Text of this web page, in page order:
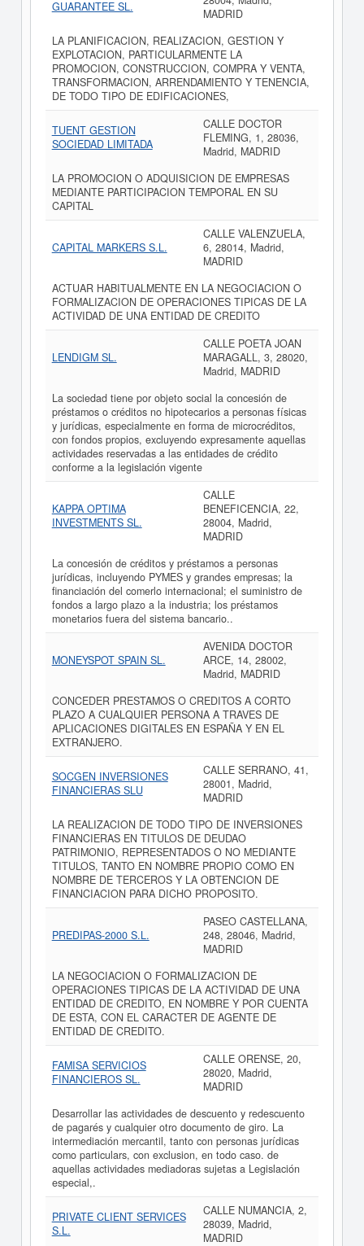
GUARANTEE SL.
MADRID
LA PLANIFICACION, REALIZACION, GESTION Y
EXPLOTACION, PARTICULARMENTE LA
PROMOCION, CONSTRUCCION, COMPRA Y VENTA,
TRANSFORMACION, ARRENDAMIENTO Y TENENCIA,
DE TODO TIPO DE EDIFICACIONES,
TUENT GESTION
SOCIEDAD LIMITADA
CALLE DOCTOR
FLEMING, 1, 28036,
Madrid, MADRID
LA PROMOCION O ADQUISICION DE EMPRESAS
MEDIANTE PARTICIPACION TEMPORAL EN SU
CAPITAL
CAPITAL MARKERS S.L.
CALLE VALENZUELA,
6, 28014, Madrid,
MADRID
ACTUAR HABITUALMENTE EN LA NEGOCIACION O
FORMALIZACION DE OPERACIONES TIPICAS DE LA
ACTIVIDAD DE UNA ENTIDAD DE CREDITO
LENDIGM SL.
CALLE POETA JOAN
MARAGALL, 3, 28020,
Madrid, MADRID
La sociedad tiene por objeto social la concesión de
préstamos o créditos no hipotecarios a personas físicas
y jurídicas, especialmente en forma de microcréditos,
con fondos propios, excluyendo expresamente aquellas
actividades reservadas a las entidades de crédito
conforme a la legislación vigente
KAPPA OPTIMA
INVESTMENTS SL.
CALLE
BENEFICENCIA, 22,
28004, Madrid,
MADRID
La concesión de créditos y préstamos a personas
jurídicas, incluyendo PYMES y grandes empresas; la
financiación del comerlo internacional; el suministro de
fondos a largo plazo a la industria; los préstamos
monetarios fuera del sistema bancario..
MONEYSPOT SPAIN SL.
AVENIDA DOCTOR
ARCE, 14, 28002,
Madrid, MADRID
CONCEDER PRESTAMOS O CREDITOS A CORTO
PLAZO A CUALQUIER PERSONA A TRAVES DE
APLICACIONES DIGITALES EN ESPAÑA Y EN EL
EXTRANJERO.
SOCGEN INVERSIONES
FINANCIERAS SLU
CALLE SERRANO, 41,
28001, Madrid,
MADRID
LA REALIZACION DE TODO TIPO DE INVERSIONES
FINANCIERAS EN TITULOS DE DEUDAO
PATRIMONIO, REPRESENTADOS O NO MEDIANTE
TITULOS, TANTO EN NOMBRE PROPIO COMO EN
NOMBRE DE TERCEROS Y LA OBTENCION DE
FINANCIACION PARA DICHO PROPOSITO.
PREDIPAS-2000 S.L.
PASEO CASTELLANA,
248, 28046, Madrid,
MADRID
LA NEGOCIACION O FORMALIZACION DE
OPERACIONES TIPICAS DE LA ACTIVIDAD DE UNA
ENTIDAD DE CREDITO, EN NOMBRE Y POR CUENTA
DE ESTA, CON EL CARACTER DE AGENTE DE
ENTIDAD DE CREDITO.
FAMISA SERVICIOS
FINANCIEROS SL.
CALLE ORENSE, 20,
28020, Madrid,
MADRID
Desarrollar las actividades de descuento y redescuento
de pagarés y cualquier otro documento de giro. La
intermediación mercantil, tanto con personas jurídicas
como particulars, con exclusion, en todo caso. de
aquellas actividades mediadoras sujetas a Legislación
especial,.
PRIVATE CLIENT SERVICES
S.L.
CALLE NUMANCIA, 2,
28039, Madrid,
MADRID